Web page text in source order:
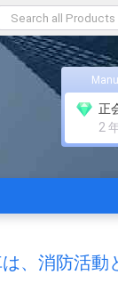
正
2
、消防活動